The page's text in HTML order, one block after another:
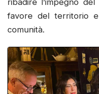
favore del territorio
comunità.